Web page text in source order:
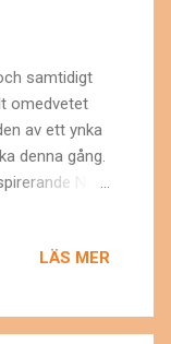
samtidigt
omedvetet
av ett ynka
denna gång.
New
till "Mest
LÄS MER